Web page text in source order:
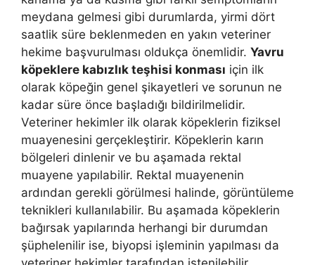
meydana gelmesi gibi durumlarda, yirmi dört
saatlik süre beklenmeden en yakın veteriner
hekime başvurulması oldukça önemlidir. Yavru
köpeklere kabızlık teşhisi konması için ilk
olarak köpeğin genel şikayetleri ve sorunun ne
kadar süre önce başladığı bildirilmelidir.
Veteriner hekimler ilk olarak köpeklerin fiziksel
muayenesini gerçekleştirir. Köpeklerin karın
bölgeleri dinlenir ve bu aşamada rektal
muayene yapılabilir. Rektal muayenenin
ardından gerekli görülmesi halinde, görüntüleme
teknikleri kullanılabilir. Bu aşamada köpeklerin
bağırsak yapılarında herhangi bir durumdan
şüphelenilir ise, biyopsi işleminin yapılması da